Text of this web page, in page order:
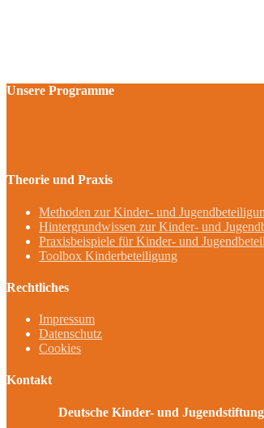
Unsere Programme
Theorie und Praxis
Methoden zur Kinder- und
Hintergrundwissen zur Kinder- und
Praxisbeispiele für Kinder- und
Toolbox Kinderbeteiligung
Rechtliches
Impressum
Datenschutz
Cookies
Kontakt
Deutsche Kinder- und